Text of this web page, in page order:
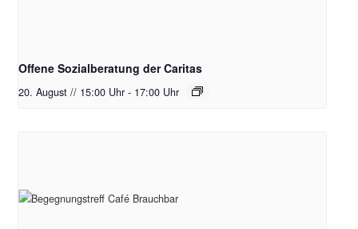
Offene Sozialberatung der Caritas
20. August // 15:00 Uhr - 17:00 Uhr